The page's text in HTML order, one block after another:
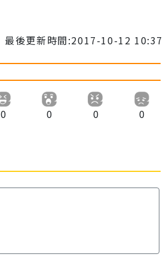
最後更新時間:2017-10-12 10:37
0 0 0 0